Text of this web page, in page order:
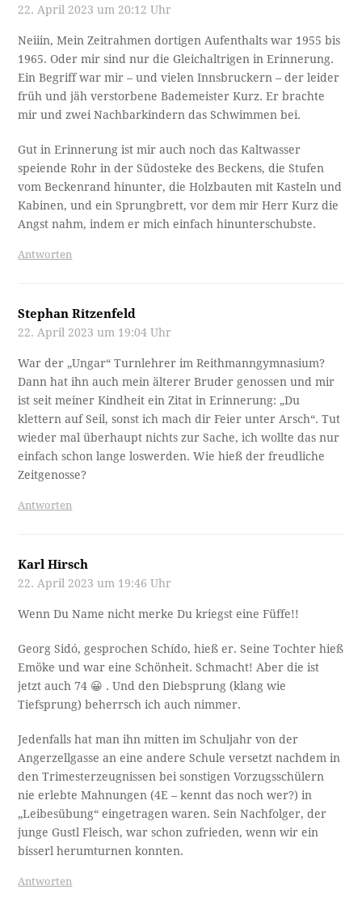
22. April 2023 um 20:12 Uhr
Neiiin, Mein Zeitrahmen dortigen Aufenthalts war 1955 bis
1965. Oder mir sind nur die Gleichaltrigen in Erinnerung.
Ein Begriff war mir – und vielen Innsbruckern – der leider
früh und jäh verstorbene Bademeister Kurz. Er brachte
mir und zwei Nachbarkindern das Schwimmen bei.
Gut in Erinnerung ist mir auch noch das Kaltwasser
speiende Rohr in der Südosteke des Beckens, die Stufen
vom Beckenrand hinunter, die Holzbauten mit Kasteln und
Kabinen, und ein Sprungbrett, vor dem mir Herr Kurz die
Angst nahm, indem er mich einfach hinunterschubste.
Antworten
Stephan Ritzenfeld
22. April 2023 um 19:04 Uhr
War der „Ungar“ Turnlehrer im Reithmanngymnasium?
Dann hat ihn auch mein älterer Bruder genossen und mir
ist seit meiner Kindheit ein Zitat in Erinnerung: „Du
klettern auf Seil, sonst ich mach dir Feier unter Arsch“. Tut
wieder mal überhaupt nichts zur Sache, ich wollte das nur
einfach schon lange loswerden. Wie hieß der freudliche
Zeitgenosse?
Antworten
Karl Hirsch
22. April 2023 um 19:46 Uhr
Wenn Du Name nicht merke Du kriegst eine Füffe!!
Georg Sidó, gesprochen Schído, hieß er. Seine Tochter hieß
Emöke und war eine Schönheit. Schmacht! Aber die ist
jetzt auch 74 😀 . Und den Diebsprung (klang wie
Tiefsprung) beherrsch ich auch nimmer.
Jedenfalls hat man ihn mitten im Schuljahr von der
Angerzellgasse an eine andere Schule versetzt nachdem in
den Trimesterzeugnissen bei sonstigen Vorzugsschülern
nie erlebte Mahnungen (4E – kennt das noch wer?) in
„Leibesübung“ eingetragen waren. Sein Nachfolger, der
junge Gustl Fleisch, war schon zufrieden, wenn wir ein
bisserl herumturnen konnten.
Antworten